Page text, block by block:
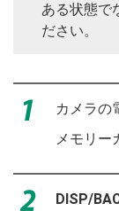
ある状態で
ださい。
カメラの
メモリー
DISP/